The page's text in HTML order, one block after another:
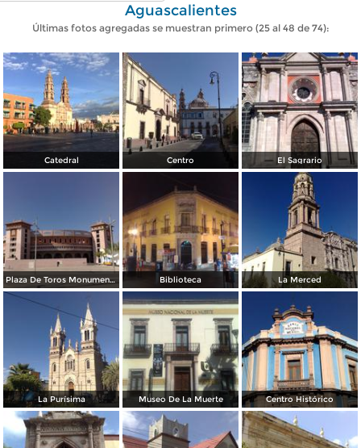
Aguascalientes
Últimas fotos agregadas se muestran primero (25 al 48 de 74):
Catedral Centro El Sagrario
Plaza De Toros Monumental Biblioteca La Merced
La Purísima Museo De La Muerte Centro Histórico